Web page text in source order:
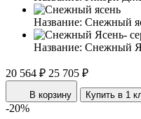
Название: Снежный
Название: Снежный
20 564 ₽ 25 705 ₽
В корзину Купить в 1
-20%